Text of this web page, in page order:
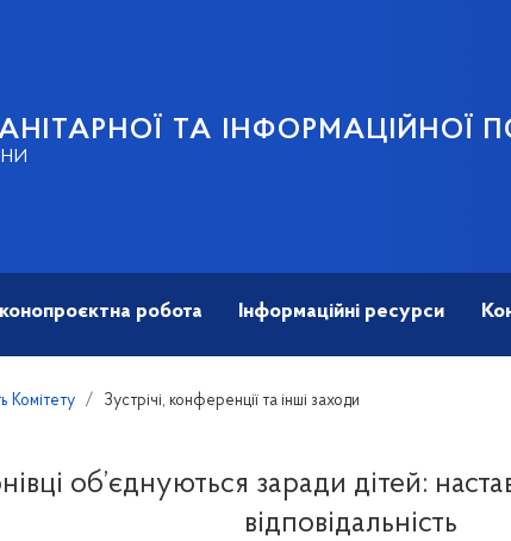
ТА ІНФОРМАЦІЙНОЇ
робота Інформаційні ресурси
Комітету Зустрічі, конференції та інші заходи
об’єднуються заради дітей:
відповідальність